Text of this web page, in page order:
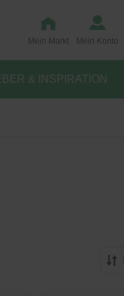
Mein Markt Mein Konto
& INSPIRATION